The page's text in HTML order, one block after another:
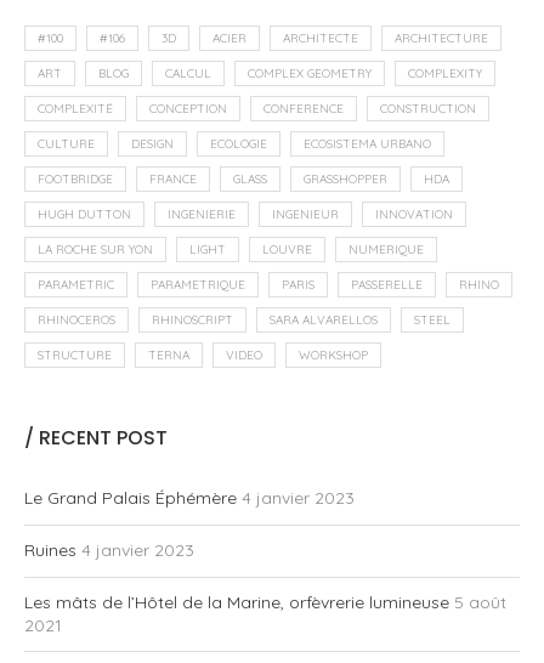
#100 #106 3D ACIER ARCHITECTE ARCHITECTURE
ART BLOG CALCUL COMPLEX GEOMETRY COMPLEXITY
COMPLEXITÉ CONCEPTION CONFERENCE CONSTRUCTION
CULTURE DESIGN ECOLOGIE ECOSISTEMA URBANO
FOOTBRIDGE FRANCE GLASS GRASSHOPPER HDA
HUGH DUTTON INGENIERIE INGENIEUR INNOVATION
LA ROCHE SUR YON LIGHT LOUVRE NUMERIQUE
PARAMETRIC PARAMETRIQUE PARIS PASSERELLE RHINO
RHINOCEROS RHINOSCRIPT SARA ALVARELLOS STEEL
STRUCTURE TERNA VIDEO WORKSHOP
/ RECENT POST
Le Grand Palais Éphémère 4 janvier 2023
Ruines 4 janvier 2023
Les mâts de l’Hôtel de la Marine, orfèvrerie lumineuse 5 août
2021